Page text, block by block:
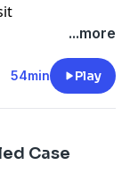
...more
54min Play
Case